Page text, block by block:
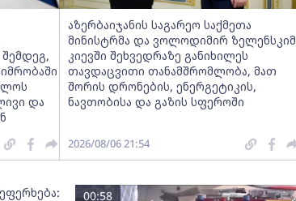
და
აზერბაიჯანის საგარეო საქმეთა
მინისტრმა და ვოლოდიმირ ზელენსკიმ
კიევში შეხვედრაზე განიხილეს
თავდაცვითი თანამშრომლობა, მათ
შორის დრონების, ენერგეტიკის,
ნავთობისა და გაზის სფეროში
2026/08/06 21:54
00:58